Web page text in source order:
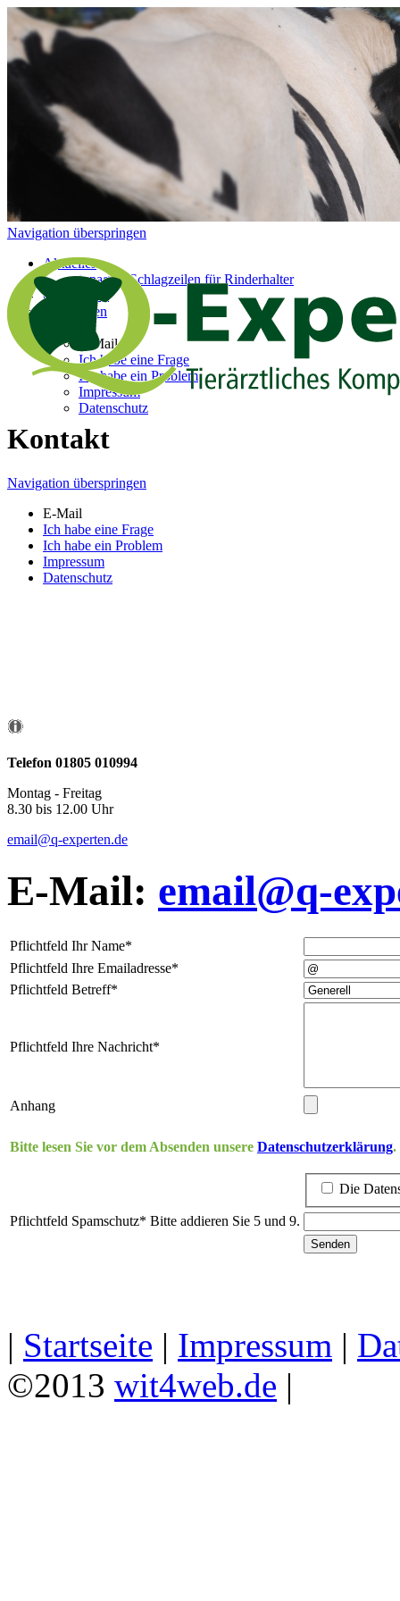
Navigation überspringen
Aktuelles
topagrar-Schlagzeilen für Rinderhalter
Q-Experten
Referenzen
E-Mail
Ich habe eine Frage
Ich habe ein Problem
Impressum
Datenschutz
Kontakt
Navigation überspringen
E-Mail
Ich habe eine Frage
Ich habe ein Problem
Impressum
Datenschutz
Telefon 01805 010994
Montag - Freitag
8.30 bis 12.00 Uhr
email@q-experten.de
E-Mail: email@q-
Pflichtfeld Ihr Name*
Pflichtfeld Ihre Emailadresse*
Pflichtfeld Betreff*
Pflichtfeld Ihre Nachricht*
Anhang
Bitte lesen Sie vor dem Absenden unsere Datenschutzerklärung.
Die
Pflichtfeld Spamschutz* Bitte addieren Sie 5 und 9.
| Startseite | Impressum |
©2013 wit4web.de |